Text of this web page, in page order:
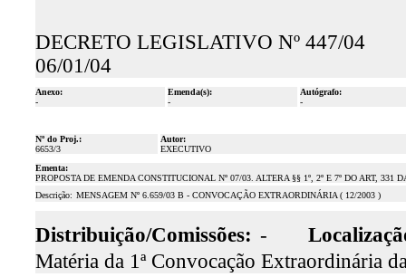
DECRETO LEGISLATIVO Nº 447/04
06/01/04
Anexo:
-
Emenda(s):
-
Autógrafo:
-
Nº do Proj.:
6653/3
Autor:
EXECUTIVO
Ementa:
PROPOSTA DE EMENDA CONSTITUCIONAL Nº 07/03. ALTERA §§ 1º, 2º E 7º DO ART, 331
Descrição: MENSAGEM Nº 6.659/03 B - CONVOCAÇÃO EXTRAORDINÁRIA ( 12/2003 )
Distribuição/Comissões: -
Matéria da 1ª Convocação Extraordinária